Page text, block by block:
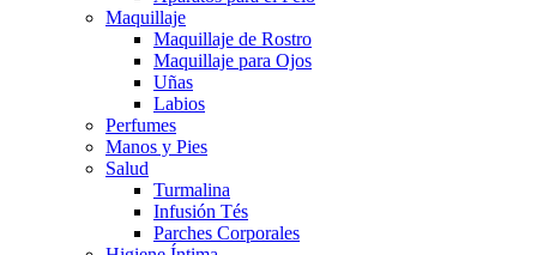
Maquillaje
Maquillaje de Rostro
Maquillaje para Ojos
Uñas
Labios
Perfumes
Manos y Pies
Salud
Turmalina
Infusión Tés
Parches Corporales